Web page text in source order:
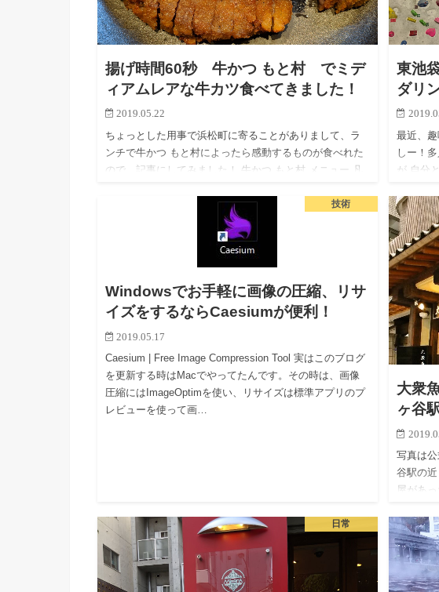
揚げ時間60秒 牛かつ もと村 でミデ
ィアムレアな牛カツ食べてきました！
2019.05.22
ちょっとした用事で浜松町に寄ることがありまして、ラ
ンチで牛かつ もと村によったら感動するものが食べれた
ので、記事にしてみました！ 牛かつ もと村 メニュー 凡
東池
ダリ
最近、
しー！
が 自分
しいで
技術
Windowsでお手軽に画像の圧縮、リサ
イズをするならCaesiumが便利！
2019.05.17
Caesium | Free Image Compression Tool 実はこのブログ
を更新する時はMacでやってたんです。その時は、画像
圧縮にはImageOptimを使い、リサイズは標準アプリのプ
レビューを使って画…
大衆
ヶ谷
写真は
谷駅の
屋があ
お店が
日常